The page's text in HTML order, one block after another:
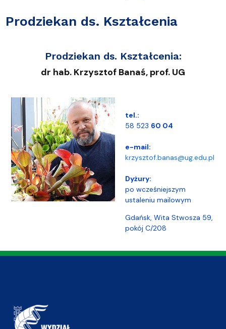
Prodziekan ds. Kształcenia
Prodziekan ds. Kształcenia:
dr hab. Krzysztof Banaś, prof. UG
tel.:
58 523 60 04
e-mail:
krzysztof.banas@ug.edu.pl
Dyżury:
po wcześniejszym
ustaleniu mailowym
Gdańsk, Wita Stwosza 59,
pokój C/208